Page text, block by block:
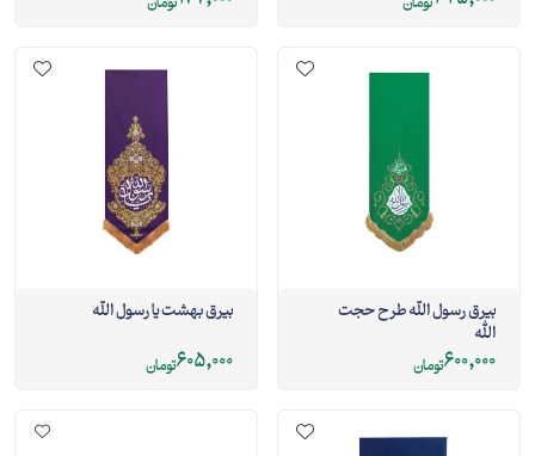
بیرق رسول الله طرح حجت
الله
600,000تومان
بیرق بهشت یا رسول الله
605,000تومان